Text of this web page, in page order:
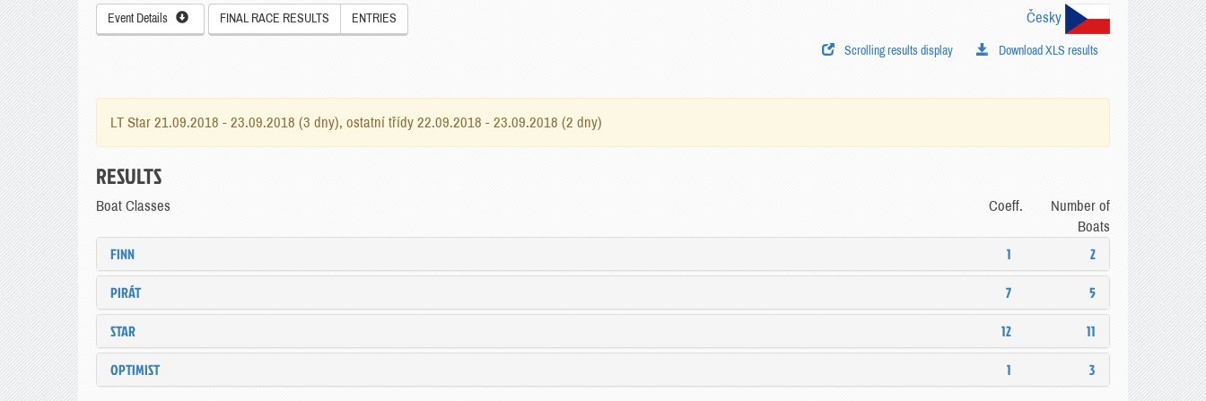
Event Details FINAL RACE RESULTS ENTRIES Česky
Download XLS results
Scrolling results display
LT Star 21.09.2018 - 23.09.2018 (3 dny), ostatní třídy 22.09.2018 - 23.09.2018 (2 dny)
RESULTS
Boat Classes Coeff.
Number of
Boats
FINN 1
2
PIRÁT
7
5
STAR
12
11
OPTIMIST
1 3